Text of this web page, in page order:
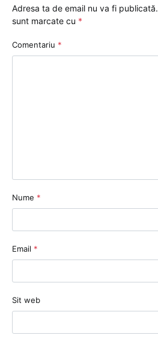
Adresa ta de email nu va fi publicată.
sunt marcate cu *
Comentariu *
Nume *
Email *
Sit web